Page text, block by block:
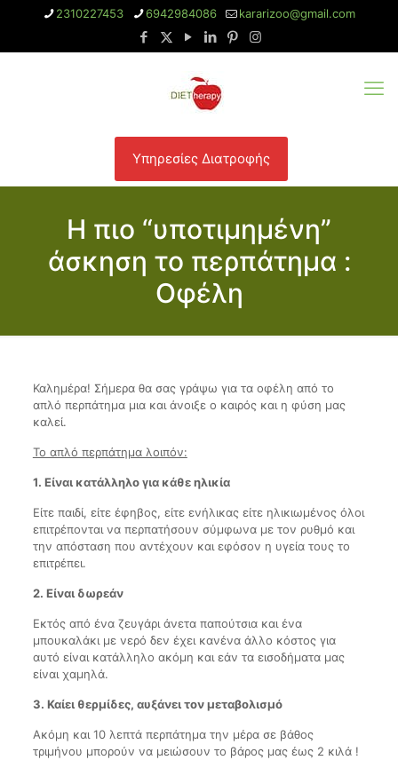
2310227453 6942984086 kararizoo@gmail.com
Υπηρεσίες Διατροφής
Η πιο “υποτιμημένη”
άσκηση το περπάτημα :
Οφέλη
Καλημέρα! Σήμερα θα σας γράψω για τα οφέλη από το
απλό περπάτημα μια και άνοιξε ο καιρός και η φύση μας
καλεί.
Το απλό περπάτημα λοιπόν:
1. Είναι κατάλληλο για κάθε ηλικία
Είτε παιδί, είτε έφηβος, είτε ενήλικας είτε ηλικιωμένος όλοι
επιτρέπονται να περπατήσουν σύμφωνα με τον ρυθμό και
την απόσταση που αντέχουν και εφόσον η υγεία τους το
επιτρέπει.
2. Είναι δωρεάν
Εκτός από ένα ζευγάρι άνετα παπούτσια και ένα
μπουκαλάκι με νερό δεν έχει κανένα άλλο κόστος για
αυτό είναι κατάλληλο ακόμη και εάν τα εισοδήματα μας
είναι χαμηλά.
3. Καίει θερμίδες, αυξάνει τον μεταβολισμό
Ακόμη και 10 λεπτά περπάτημα την μέρα σε βάθος
τριμήνου μπορούν να μειώσουν το βάρος μας έως 2 κιλά !